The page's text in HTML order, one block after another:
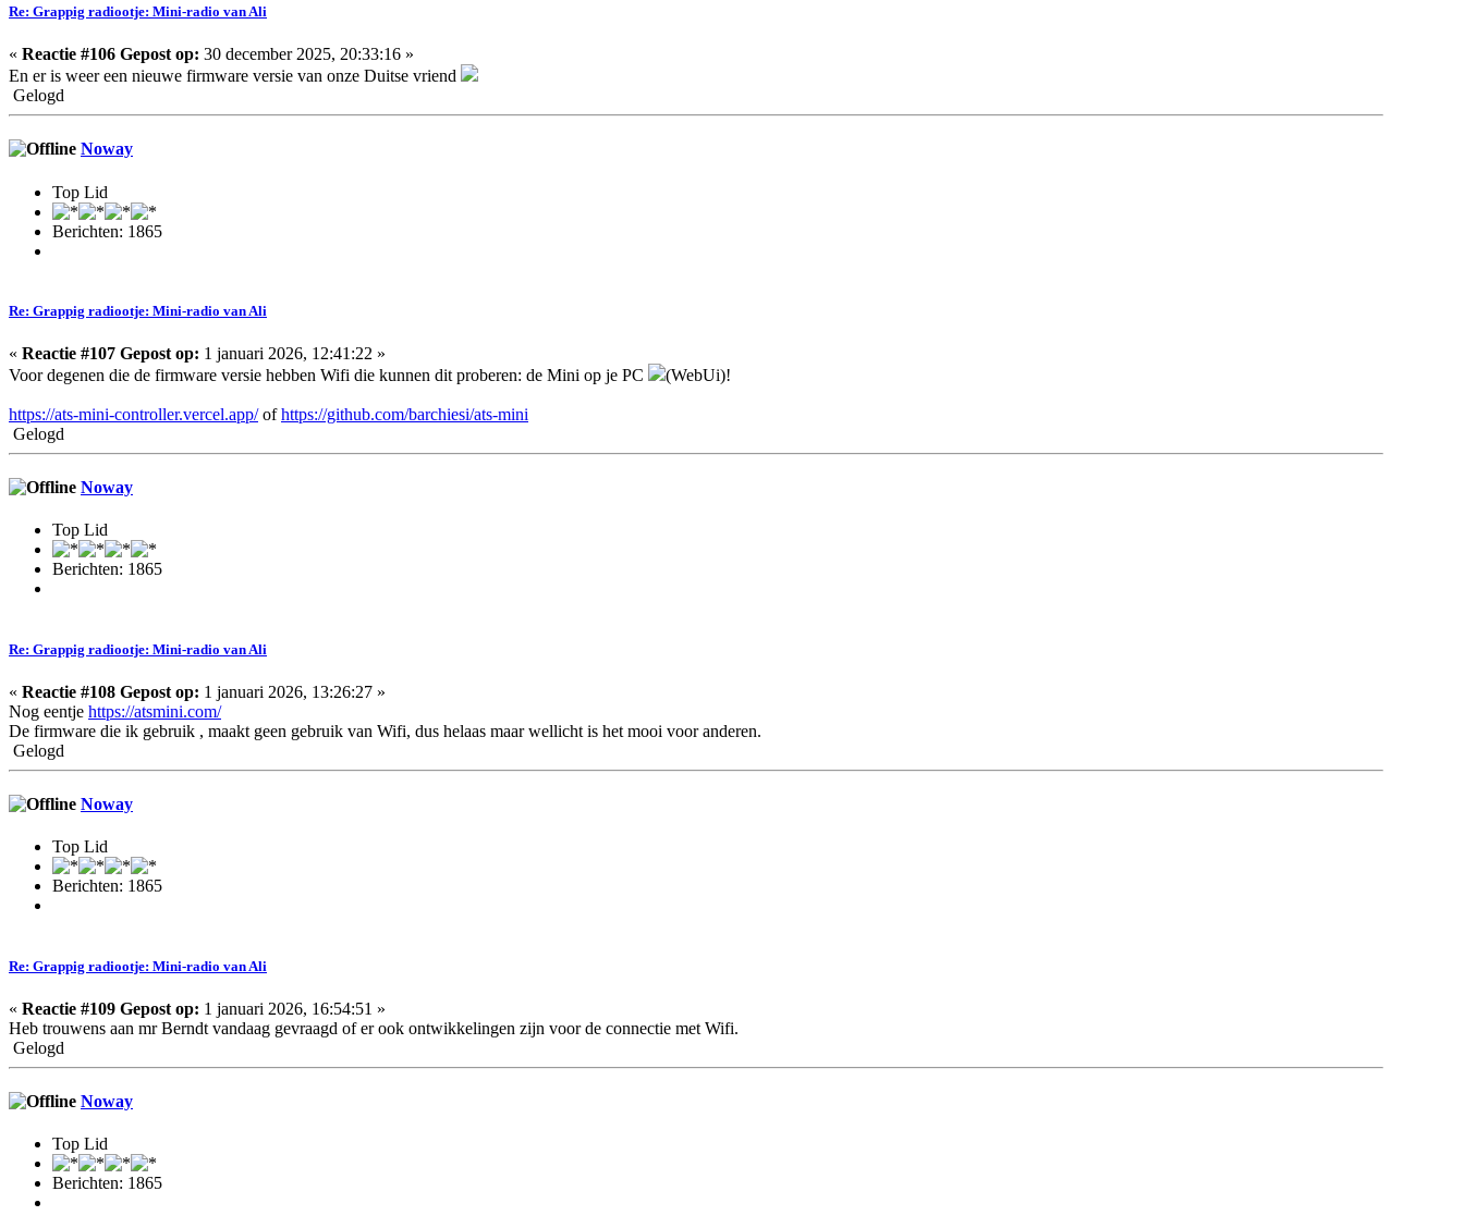
Re: Grappig radiootje: Mini-radio van Ali
« Reactie #106 Gepost op: 30 december 2025, 20:33:16 »
En er is weer een nieuwe firmware versie van onze Duitse vriend
Gelogd
Noway
Top Lid
Berichten: 1865
Re: Grappig radiootje: Mini-radio van Ali
« Reactie #107 Gepost op: 1 januari 2026, 12:41:22 »
Voor degenen die de firmware versie hebben Wifi die kunnen dit proberen: de Mini op je PC
(WebUi)!
https://ats-mini-controller.vercel.app/ofhttps://github.com/barchiesi/ats-mini
Gelogd
Noway
Top Lid
Berichten: 1865
Re: Grappig radiootje: Mini-radio van Ali
« Reactie #108 Gepost op: 1 januari 2026, 13:26:27 »
Nog eentje https://atsmini.com/
De firmware die ik gebruik , maakt geen gebruik van Wifi, dus helaas maar wellicht is het mooi voor anderen.
Gelogd
Noway
Top Lid
Berichten: 1865
Re: Grappig radiootje: Mini-radio van Ali
« Reactie #109 Gepost op: 1 januari 2026, 16:54:51 »
Heb trouwens aan mr Berndt vandaag gevraagd of er ook ontwikkelingen zijn voor de connectie met Wifi.
Gelogd
Noway
Top Lid
Berichten: 1865